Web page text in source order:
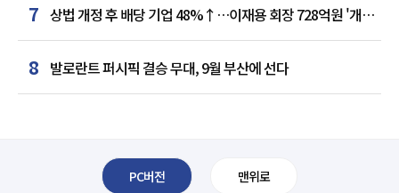
7 상법 개정 후 배당 기업 48%↑…이재용 회장 728억원 '개인
최다'
8 발로란트 퍼시픽 결승 무대, 9월 부산에 선다
PC버전 맨위로